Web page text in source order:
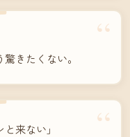
“
きたくない。
“
来ない」